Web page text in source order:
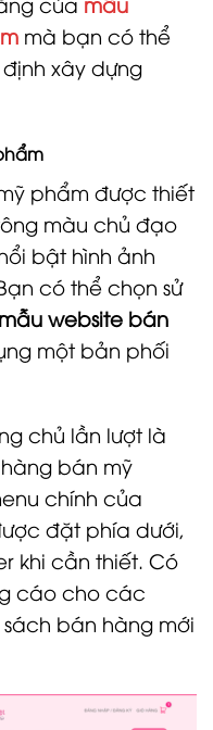
mà bạn có thể
xây dựng
phẩm được thiết
màu chủ đạo
bật hình ảnh
có thể chọn sử
mẫu website bán
một bản phối
chủ lần lượt là
bán mỹ
chính của
đặt phía dưới,
khi cần thiết. Có
cáo cho các
bán hàng mới